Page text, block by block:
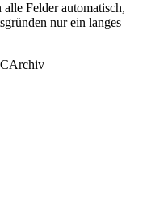
Felder automatisch,
nur ein langes